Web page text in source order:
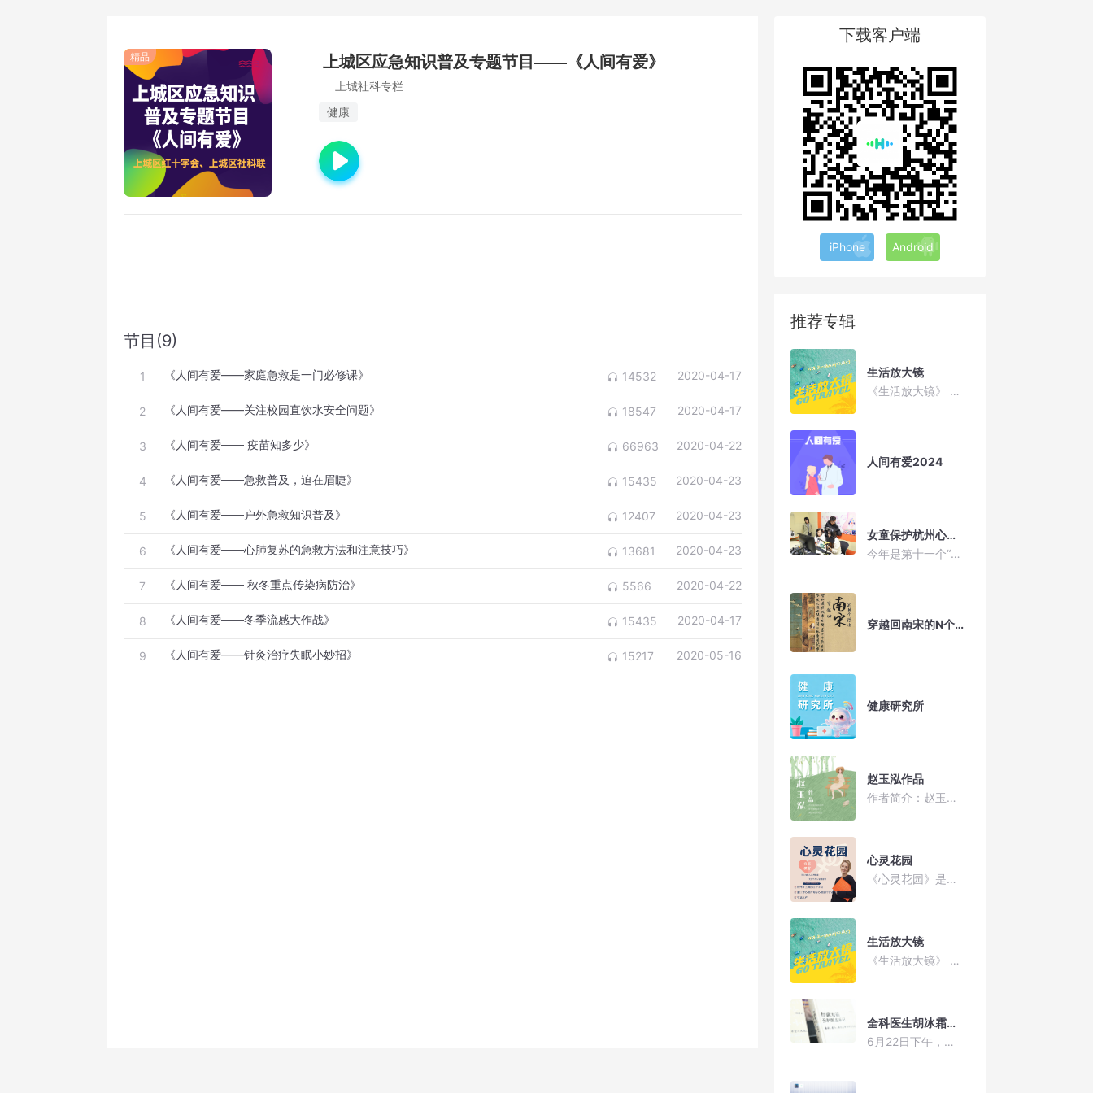
精品 上城区应急知识普及专题节目——《人间有爱》
上城社科专栏
健康
节目(9)
1 《人间有爱——家庭急救是一门必修课》 14532 2020-04-17
2 《人间有爱——关注校园直饮水安全问题》 18547 2020-04-17
3 《人间有爱—— 疫苗知多少》 66963 2020-04-22
4 《人间有爱——急救普及，迫在眉睫》 15435 2020-04-23
5 《人间有爱——户外急救知识普及》 12407 2020-04-23
6 《人间有爱——心肺复苏的急救方法和注意技巧》 13681 2020-04-23
7 《人间有爱—— 秋冬重点传染病防治》 5566 2020-04-22
8 《人间有爱——冬季流感大作战》 15435 2020-04-17
9 《人间有爱——针灸治疗失眠小妙招》 15217 2020-05-16
下载客户端
iPhone Android
推荐专辑
生活放大镜
《生活放大镜》 给耳朵一场有料的旅行
人间有爱2024
女童保护杭州心田团队负责人：郭榕—— 认识我们的好朋友——身体，与分辨性侵害和掌握防范性侵的方法
今年是第十一个“国际女童日”。“国际女童日”的诞生意在给世界各地女童提供特别的关注与保护，是以确认女童的权利及世界各地的女童面临的独特挑战为基础，希望以此来提高全世界对于女童面临的不平等待遇的认识，进一步提升女童在教育、医疗、营养、法律和安全方面的待遇。 今天，在我们的目光无法企及的地方，依旧有许多女童遭受这不平等带来的伤害。关注女童，关心女童成长，倾听女童声音，重视女童教育已是女童关怀的重要工作。今年，省委省政府将“浙有善育”纳入我省高质量发展建设共同富裕示范区十大标志性成果，举全省之力解决群众婚嫁、生育、养育、教育等方面的后顾之忧。
穿越回南宋的N个理由
健康研究所
赵玉泓作品
作者简介：赵玉泓，笔名中国泓。毕业于浙江大学化工系。浙江省作协会员。喜欢码字画画，痴迷诗和远方。有部分诗作入选纸质刊物和虚拟平台。
心灵花园
《心灵花园》是由杭州市上城区红十字会、浙江省心理咨询与心理治疗行业协会和华语之声联合推出的一档关注当代人心理健康和情感需求的专题访谈节目，每期选取不同的热点话题，普及心理健康知识
生活放大镜
《生活放大镜》 给耳朵一场有料的旅行
全科医生胡冰霜的医学手记
6月22日下午，复旦大学医学博士后、四川大学心理学教授、华西医院精神科医生胡冰霜携新书《与病对话——全科医生手记》来杭，做主题为“从史怀哲到艺术治疗”的新书分享会。分享会后，满怀仁心的资深医者胡冰霜和我们分享了她的生死观。